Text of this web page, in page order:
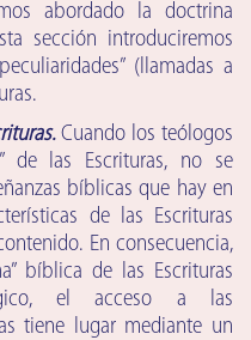
abordado la doctrina
sección introduciremos
(llamadas a
Cuando los teólogos
de las Escrituras, no se
bíblicas que hay en
de las Escrituras
En consecuencia,
bíblica de las Escrituras
el acceso a las
tiene lugar mediante un